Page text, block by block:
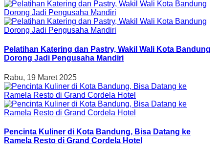
Pelatihan Katering dan Pastry, Wakil Wali Kota Bandung
Dorong Jadi Pengusaha Mandiri
Rabu, 19 Maret 2025
Pencinta Kuliner di Kota Bandung, Bisa Datang ke
Ramela Resto di Grand Cordela Hotel